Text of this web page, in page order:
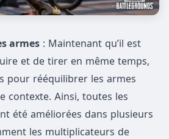
armes : Maintenant qu’il est
et de tirer en même temps,
pour rééquilibrer les armes
contexte. Ainsi, toutes les
été améliorées dans plusieurs
les multiplicateurs de